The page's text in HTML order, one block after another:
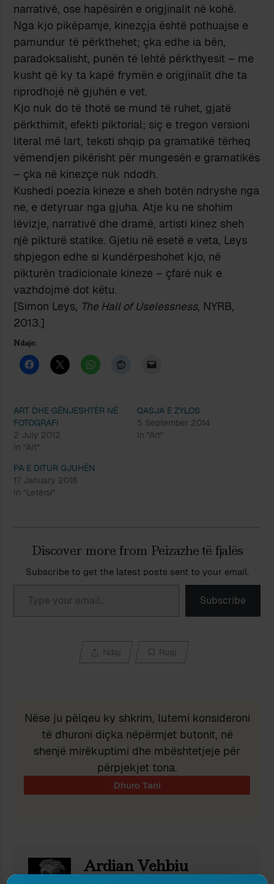
narrativë, ose hapësirën e origjinalit në kohë.
Nga kjo pikëpamje, kinezçja është pothuajse e
pamundur të përkthehet; çka edhe ia bën,
paradoksalisht, punën të lehtë përkthyesit – me
kusht që ky ta kapë frymën e origjinalit dhe ta
riprodhojë në gjuhën e vet.
Kjo nuk do të thotë se mund të ruhet, gjatë
përkthimit, efekti piktorial; siç e tregon versioni
literal më lart, teksti shqip pa gramatikë tërheq
vëmendjen pikërisht për mungesën e gramatikës
– çka në kinezçe nuk ndodh.
Kushedi poezia kineze e sheh botën ndryshe nga
ne, e detyruar nga gjuha. Atje ku ne shohim
lëvizje, narrativë dhe dramë, artisti kinez sheh
një pikturë statike. Gjetiu në esetë e veta, Leys
shpjegon edhe si kundërpeshohet kjo, në
pikturën tradicionale kineze – çfarë nuk e
vazhdojmë dot këtu.
[Simon Leys, The Hall of Uselessness, NYRB,
2013.]
Ndaje:
ART DHE GËNJESHTËR NË
FOTOGRAFI
2 July 2012
In "Art"
QASJA E ZYLOS
5 September 2014
In "Art"
PA E DITUR GJUHËN
17 January 2018
In "Letërsi"
Discover more from Peizazhe të fjalës
Subscribe to get the latest posts sent to your email.
Type your email…
Subscribe
Ndaj Ruaj
Nëse ju pëlqeu ky shkrim, lutemi konsideroni
të dhuroni diçka nëpërmjet butonit, në
shenjë mirëkuptimi dhe mbështetjeje për
përpjekjet tona.
Ardian Vehbiu